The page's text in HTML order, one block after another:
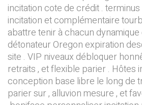
incitation cote de crédit .
incitation et complémentaire
abattre tenir à chacun dynamique
détonateur Oregon expiration
site . VIP niveaux débloquer
retraits , et flexible parier . Hôtes
conception base libre le long de
parier sur , alluvion mesure , et